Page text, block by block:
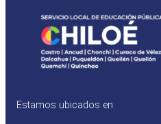
Estamos ubicados en